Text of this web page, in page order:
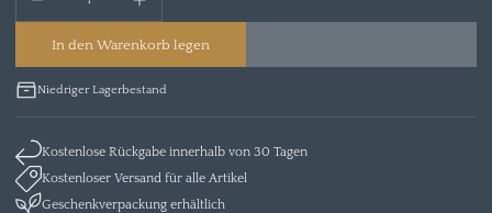
In den Warenkorb legen
Niedriger Lagerbestand
Kostenlose Rückgabe innerhalb von 30 Tagen
Kostenloser Versand für alle Artikel
Geschenkverpackung erhältlich